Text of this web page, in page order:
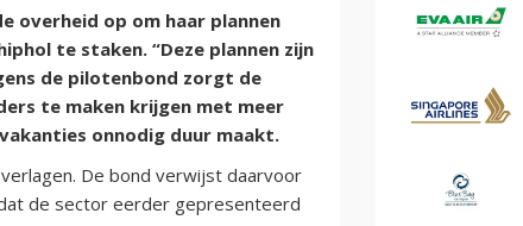
overheid op om haar plannen
te staken. “Deze plannen zijn
de pilotenbond zorgt de
te maken krijgen met meer
onnodig duur maakt.
De bond verwijst daarvoor
de sector eerder gepresenteerd